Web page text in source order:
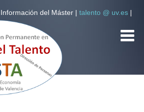
Información del Máster | talento @ uv.es |